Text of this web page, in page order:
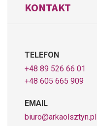
KONTAKT
TELEFON
+48 89 526 66 01
+48 605 665 909
EMAIL
biuro@arkaolsztyn.pl